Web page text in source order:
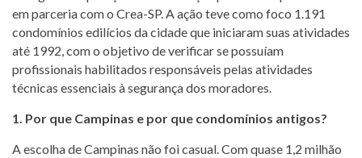
em parceria com o Crea-SP. A ação teve como foco 1.191
condomínios edilícios da cidade que iniciaram suas atividades
até 1992, com o objetivo de verificar se possuíam
profissionais habilitados responsáveis pelas atividades
técnicas essenciais à segurança dos moradores.
1. Por que Campinas e por que condomínios antigos?
A escolha de Campinas não foi casual. Com quase 1,2 milhão